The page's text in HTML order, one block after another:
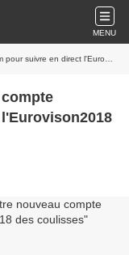
MENU
l'Eurovison2018 des coulisses